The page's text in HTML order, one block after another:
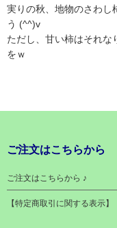
実りの秋、地物のさわし
う (^^)v
ただし、甘い柿はそれな
をｗ
ご注文はこちらから
ご注文はこちらから ♪
【特定商取引に関する表示】